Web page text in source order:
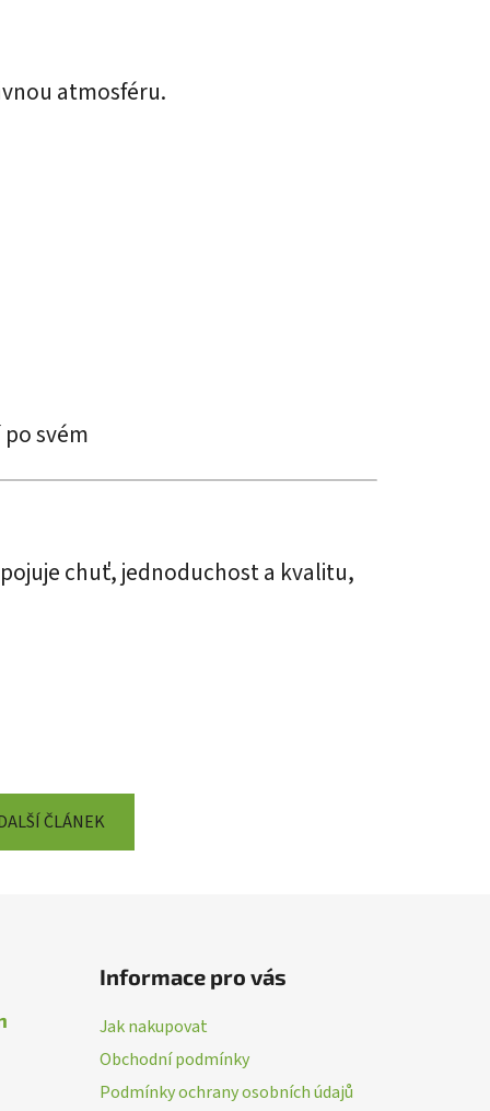
atmosféru.
svém
chuť, jednoduchost a kvalitu,
ČLÁNEK
Informace pro vás
Jak nakupovat
Obchodní podmínky
Podmínky ochrany osobních údajů